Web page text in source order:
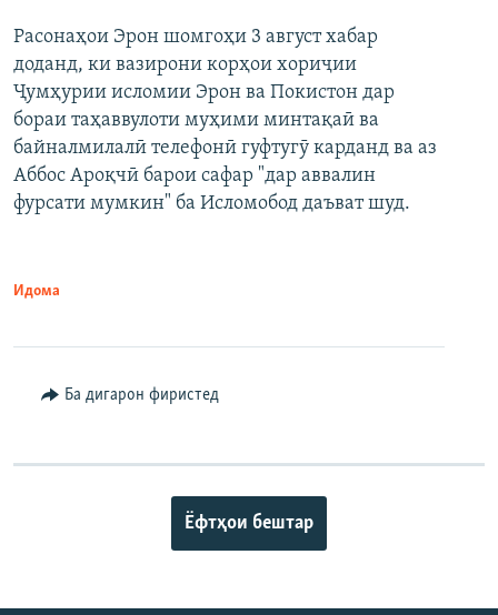
Расонаҳои Эрон шомгоҳи 3 август хабар
доданд, ки вазирони корҳои хориҷии
Ҷумҳурии исломии Эрон ва Покистон дар
бораи таҳаввулоти муҳими минтақаӣ ва
байналмилалӣ телефонӣ гуфтугӯ карданд ва аз
Аббос Ароқчӣ барои сафар "дар аввалин
фурсати мумкин" ба Исломобод даъват шуд.
Идома
Ба дигарон фиристед
Ёфтҳои бештар